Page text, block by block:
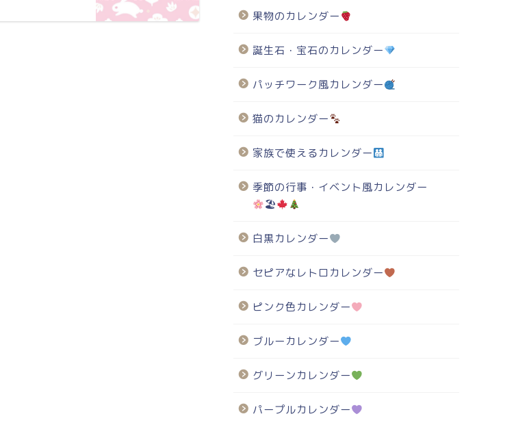
果物のカレンダー
誕生石・宝石のカレンダー
パッチワーク風カレンダー
猫のカレンダー
家族で使えるカレンダー
季節の行事・イベント風カレンダー
🏖
白黒カレンダー
セピアなレトロカレンダー
ピンク色カレンダー
ブルーカレンダー
グリーンカレンダー
パープルカレンダー